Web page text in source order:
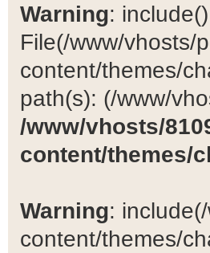
Warning:
File(/www/vhosts/
content/themes/
path(s): (/www/
/www/vhosts/
content/themes/
Warning:
content/themes/